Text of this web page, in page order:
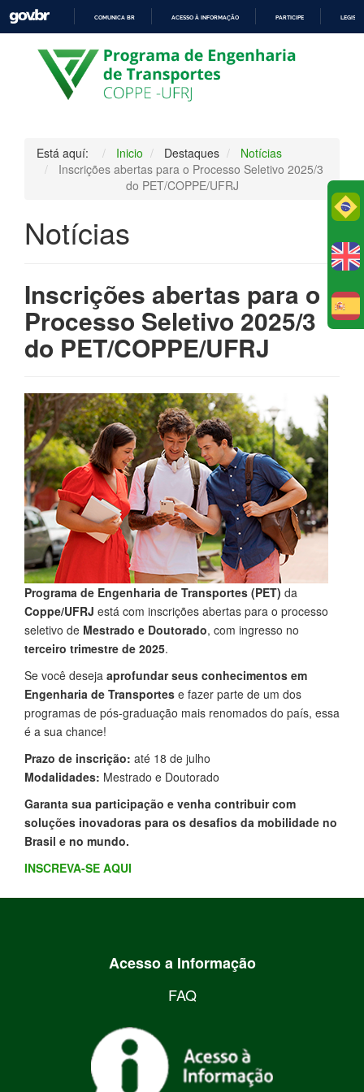
PARA
O
CONTEÚDO
COMUNICA BR ACESSO À INFORMAÇÃO PARTICIPE
Está aquí: Inicio Destaques
Notícias
Inscrições abertas para o Processo Seletivo 2025/3
do PET/COPPE/UFRJ
Notícias
Inscrições abertas para o
Processo Seletivo 2025/3
do PET/COPPE/UFRJ
Programa de Engenharia de Transportes (PET) da
Coppe/UFRJ está com inscrições abertas para o processo
seletivo de Mestrado e Doutorado, com ingresso no
terceiro trimestre de 2025.
Se você deseja aprofundar seus conhecimentos em
Engenharia de Transportes e fazer parte de um dos
programas de pós-graduação mais renomados do país, essa
é a sua chance!
Prazo de inscrição: até 18 de julho
Modalidades: Mestrado e Doutorado
Garanta sua participação e venha contribuir com
soluções inovadoras para os desafios da mobilidade no
Brasil e no mundo.
INSCREVA-SE AQUI
Acesso a Informação
FAQ